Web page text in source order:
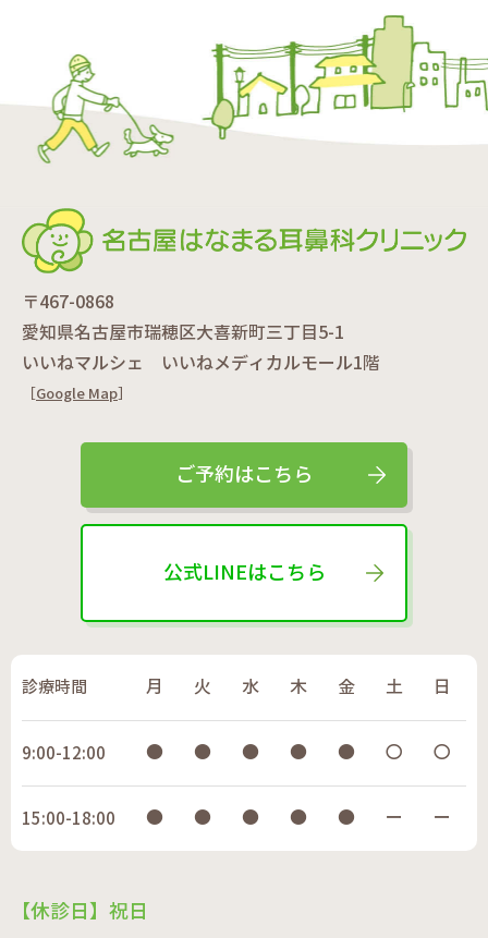
〒467-0868
愛知県名古屋市瑞穂区大喜新町三丁目5-1
いいねマルシェ いいねメディカルモール1階
［Google Map］
ご予約はこちら
公式LINEはこちら
診療時間 月 火 水 木 金 土 日
9:00-12:00 ● ● ● ● ● 〇 〇
15:00-18:00 ● ● ● ● ● ー ー
【休診日】祝日